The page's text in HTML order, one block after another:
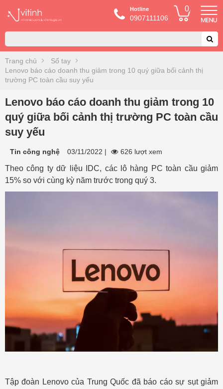
Hotline
0907111106
0
Trang chủ
Sổ tay
Lenovo báo cáo doanh thu giảm trong 10 quý giữa bối cảnh thị
trường PC toàn cầu suy yếu
Lenovo báo cáo doanh thu giảm trong 10
quý giữa bối cảnh thị trường PC toàn cầu
suy yếu
Tin công nghệ 03/11/2022 | 626 lượt xem
Theo công ty dữ liệu IDC, các lô hàng PC toàn cầu giảm
15% so với cùng kỳ năm trước trong quý 3.
Tập đoàn Lenovo của Trung Quốc đã báo cáo sự sụt giảm